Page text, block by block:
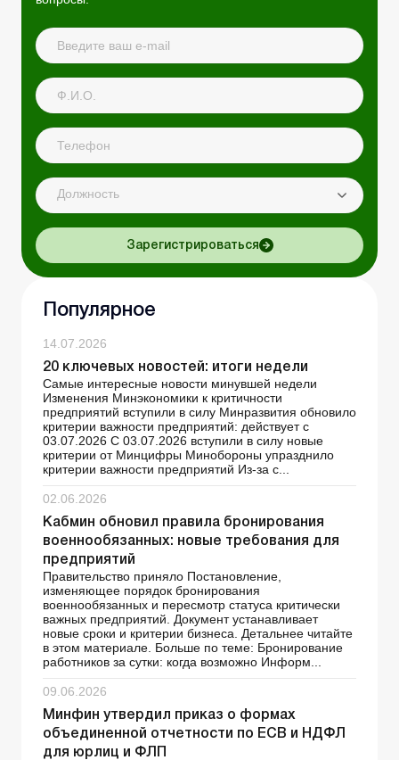
Должность
Зарегистрироваться
Популярное
14.07.2026
20 ключевых новостей: итоги недели
Самые интересные новости минувшей недели
Изменения Минэкономики к критичности
предприятий вступили в силу Минразвития обновило
критерии важности предприятий: действует с
03.07.2026 С 03.07.2026 вступили в силу новые
критерии от Минцифры Минобороны упразднило
критерии важности предприятий Из-за с...
02.06.2026
Кабмин обновил правила бронирования
военнообязанных: новые требования для
предприятий
Правительство приняло Постановление,
изменяющее порядок бронирования
военнообязанных и пересмотр статуса критически
важных предприятий. Документ устанавливает
новые сроки и критерии бизнеса. Детальнее читайте
в этом материале. Больше по теме: Бронирование
работников за сутки: когда возможно Информ...
09.06.2026
Минфин утвердил приказ о формах
объединенной отчетности по ЕСВ и НДФЛ
для юрлиц и ФЛП